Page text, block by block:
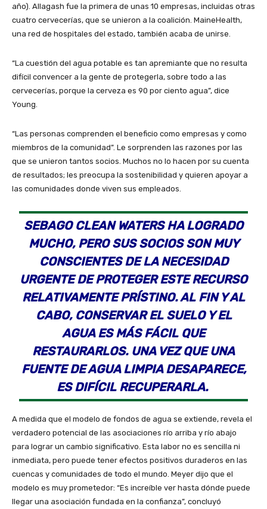
año). Allagash fue la primera de unas 10 empresas, incluidas otras
cuatro cervecerías, que se unieron a la coalición. MaineHealth,
una red de hospitales del estado, también acaba de unirse.
“La cuestión del agua potable es tan apremiante que no resulta
difícil convencer a la gente de protegerla, sobre todo a las
cervecerías, porque la cerveza es 90 por ciento agua”, dice
Young.
“Las personas comprenden el beneficio como empresas y como
miembros de la comunidad”. Le sorprenden las razones por las
que se unieron tantos socios. Muchos no lo hacen por su cuenta
de resultados; les preocupa la sostenibilidad y quieren apoyar a
las comunidades donde viven sus empleados.
SEBAGO CLEAN WATERS HA LOGRADO
MUCHO, PERO SUS SOCIOS SON MUY
CONSCIENTES DE LA NECESIDAD
URGENTE DE PROTEGER ESTE RECURSO
RELATIVAMENTE PRÍSTINO. AL FIN Y AL
CABO, CONSERVAR EL SUELO Y EL
AGUA ES MÁS FÁCIL QUE
RESTAURARLOS. UNA VEZ QUE UNA
FUENTE DE AGUA LIMPIA DESAPARECE,
ES DIFÍCIL RECUPERARLA.
A medida que el modelo de fondos de agua se extiende, revela el
verdadero potencial de las asociaciones río arriba y río abajo
para lograr un cambio significativo. Esta labor no es sencilla ni
inmediata, pero puede tener efectos positivos duraderos en las
cuencas y comunidades de todo el mundo. Meyer dijo que el
modelo es muy prometedor: “Es increíble ver hasta dónde puede
llegar una asociación fundada en la confianza”, concluyó